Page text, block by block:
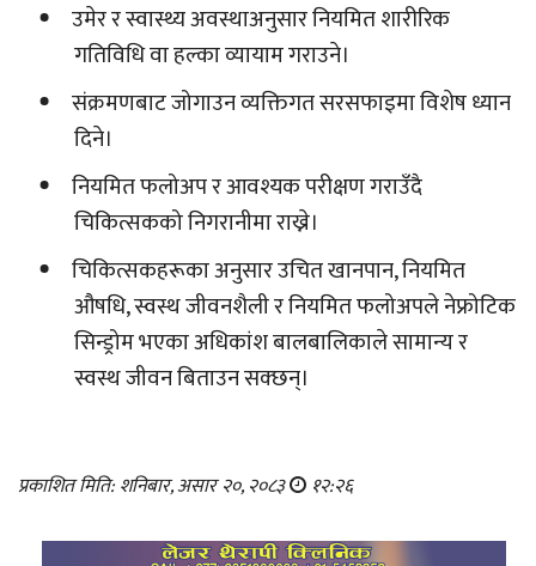
उमेर र स्वास्थ्य अवस्थाअनुसार नियमित शारीरिक
गतिविधि वा हल्का व्यायाम गराउने।
संक्रमणबाट जोगाउन व्यक्तिगत सरसफाइमा विशेष ध्यान
दिने।
नियमित फलोअप र आवश्यक परीक्षण गराउँदै
चिकित्सकको निगरानीमा राख्ने।
चिकित्सकहरूका अनुसार उचित खानपान, नियमित
औषधि, स्वस्थ जीवनशैली र नियमित फलोअपले नेफ्रोटिक
सिन्ड्रोम भएका अधिकांश बालबालिकाले सामान्य र
स्वस्थ जीवन बिताउन सक्छन्।
प्रकाशित मिति: शनिबार, असार २०, २०८३ १२:२६